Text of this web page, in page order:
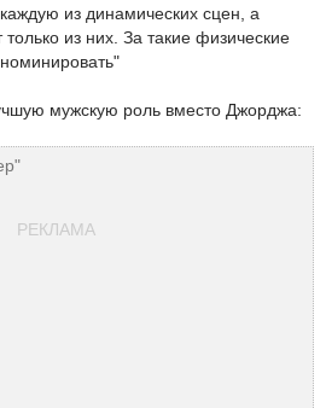
из динамических сцен, а
из них. За такие физические
мужскую роль вместо Джорджа:
РЕКЛАМА